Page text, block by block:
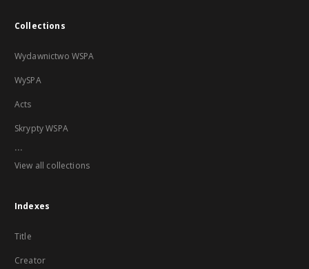
Collections
Wydawnictwo WSPA
WySPA
Acts
Skrypty WSPA
...
View all collections
Indexes
Title
Creator